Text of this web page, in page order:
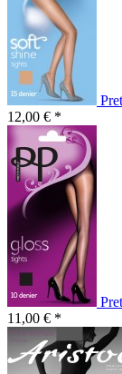
12,00 € *
11,00 € *